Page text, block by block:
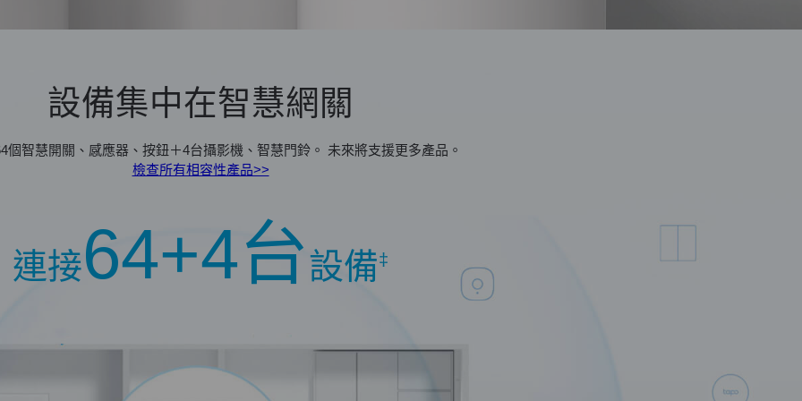
設備集中在智慧網關
個智慧開關、感應器、按鈕＋4台攝影機、智慧門鈴。 未來將支援更多產品。
檢查所有相容性產品>>
連接64+4台設備‡